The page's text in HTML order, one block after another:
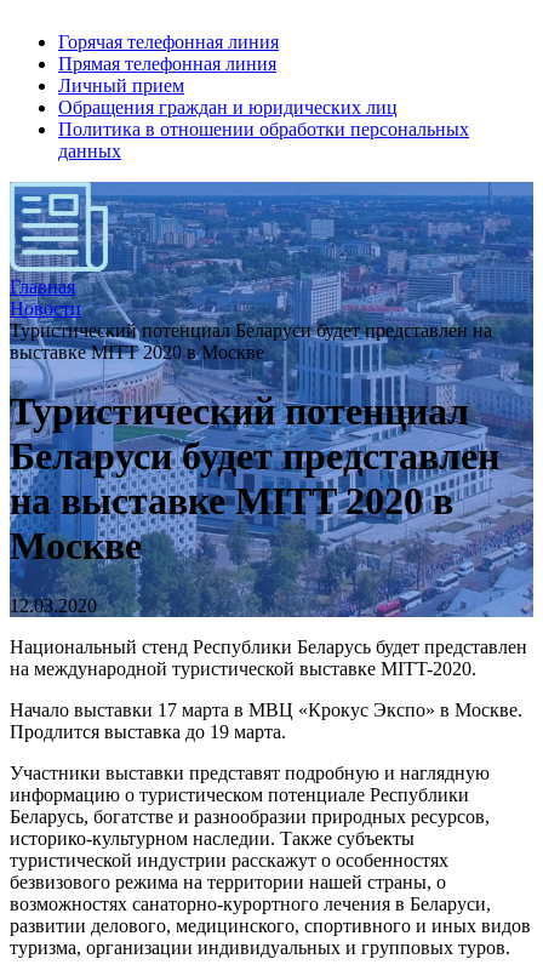
Горячая телефонная линия
Прямая телефонная линия
Личный прием
Обращения граждан и юридических лиц
Политика в отношении обработки персональных
данных
Главная
Новости
Туристический потенциал Беларуси будет представлен на
выставке MITT 2020 в Москве
Туристический потенциал
Беларуси будет представлен
на выставке MITT 2020 в
Москве
12.03.2020
Национальный стенд Республики Беларусь будет представлен
на международной туристической выставке MITT-2020.
Начало выставки 17 марта в МВЦ «Крокус Экспо» в Москве.
Продлится выставка до 19 марта.
Участники выставки представят подробную и наглядную
информацию о туристическом потенциале Республики
Беларусь, богатстве и разнообразии природных ресурсов,
историко-культурном наследии. Также субъекты
туристической индустрии расскажут о особенностях
безвизового режима на территории нашей страны, о
возможностях санаторно-курортного лечения в Беларуси,
развитии делового, медицинского, спортивного и иных видов
туризма, организации индивидуальных и групповых туров.